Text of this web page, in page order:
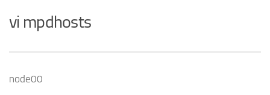
vi mpdhosts
node00